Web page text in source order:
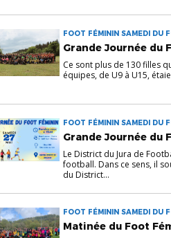
FOOT FÉMININ SAMEDI DU
Grande Journée du
Ce sont plus de 130 filles
équipes, de U9 à U15,
FOOT FÉMININ SAMEDI DU
Grande Journée du
Le District du Jura de
football. Dans ce sens, il
du District...
FOOT FÉMININ SAMEDI DU
Matinée du Foot